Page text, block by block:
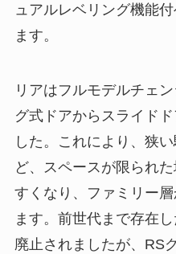
ュアルレベリング機能
ます。
リアはフルモデルチェ
グ式ドアからスライド
した。これにより、狭
ど、スペースが限られ
すくなり、ファミリー
ます。前世代まで存在
廃止されましたが、RS